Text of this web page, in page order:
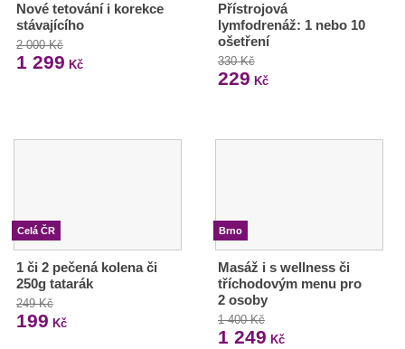
Nové tetování i korekce
stávajícího
2 000 Kč
1 299 Kč
Přístrojová
lymfodrenáž: 1 nebo 10
ošetření
330 Kč
229 Kč
Celá ČR
1 či 2 pečená kolena či
250g tatarák
249 Kč
199 Kč
Brno
Masáž i s wellness či
tříchodovým menu pro
2 osoby
1 400 Kč
1 249 Kč